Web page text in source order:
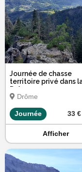
Journée de chasse
territoire privé dans
Drôme
Drôme
Journée 33
Afficher